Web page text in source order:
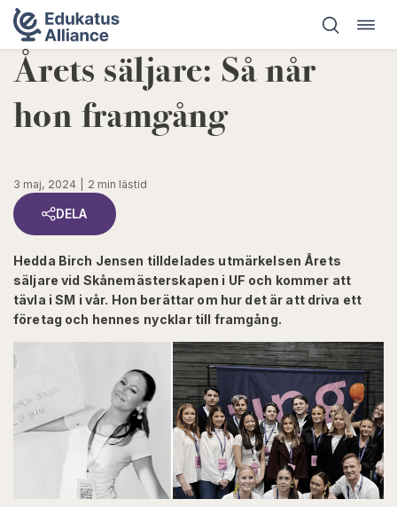
Hoppa
till
innehåll
Årets säljare: Så når
hon framgång
3 maj, 2024 2 min lästid
DELA
Hedda Birch Jensen tilldelades utmärkelsen Årets
säljare vid Skånemästerskapen i UF och kommer att
tävla i SM i vår. Hon berättar om hur det är att driva ett
företag och hennes nycklar till framgång.